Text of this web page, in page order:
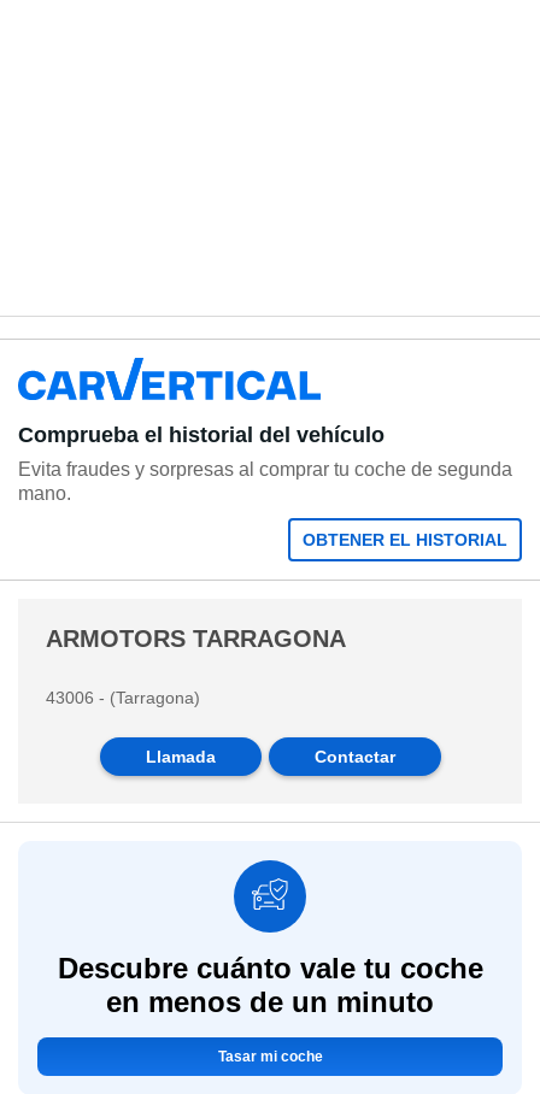
Comprueba el historial del vehículo
Evita fraudes y sorpresas al comprar tu coche de segunda
mano.
OBTENER EL HISTORIAL
ARMOTORS TARRAGONA
43006 - (Tarragona)
Llamada Contactar
Descubre cuánto vale tu coche
en menos de un minuto
Tasar mi coche